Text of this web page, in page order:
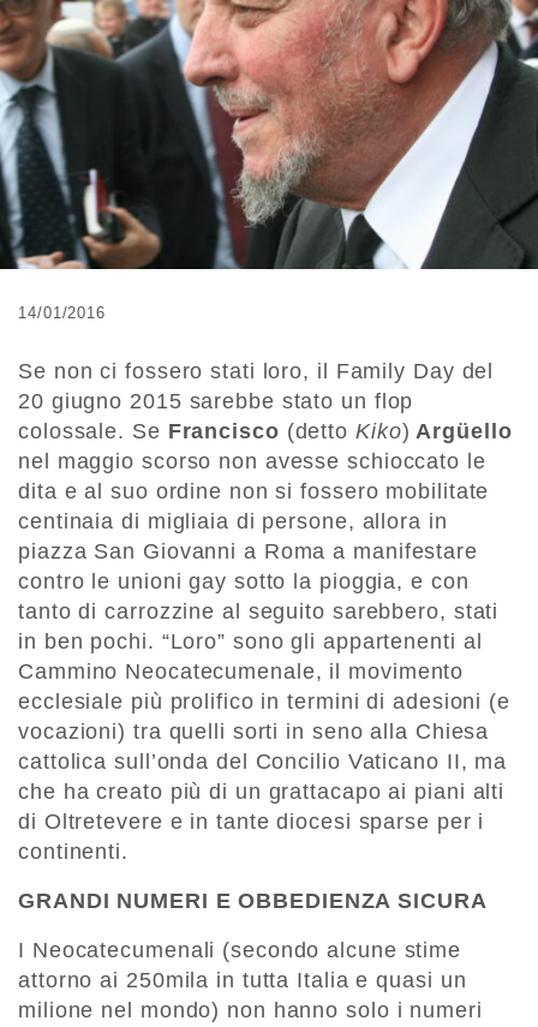
14/01/2016
Se non ci fossero stati loro, il Family Day del
20 giugno 2015 sarebbe stato un flop
colossale. Se Francisco (detto Kiko) Argüello
nel maggio scorso non avesse schioccato le
dita e al suo ordine non si fossero mobilitate
centinaia di migliaia di persone, allora in
piazza San Giovanni a Roma a manifestare
contro le unioni gay sotto la pioggia, e con
tanto di carrozzine al seguito sarebbero, stati
in ben pochi. “Loro” sono gli appartenenti al
Cammino Neocatecumenale, il movimento
ecclesiale più prolifico in termini di adesioni (e
vocazioni) tra quelli sorti in seno alla Chiesa
cattolica sull’onda del Concilio Vaticano II, ma
che ha creato più di un grattacapo ai piani alti
di Oltretevere e in tante diocesi sparse per i
continenti.
GRANDI NUMERI E OBBEDIENZA SICURA
I Neocatecumenali (secondo alcune stime
attorno ai 250mila in tutta Italia e quasi un
milione nel mondo) non hanno solo i numeri